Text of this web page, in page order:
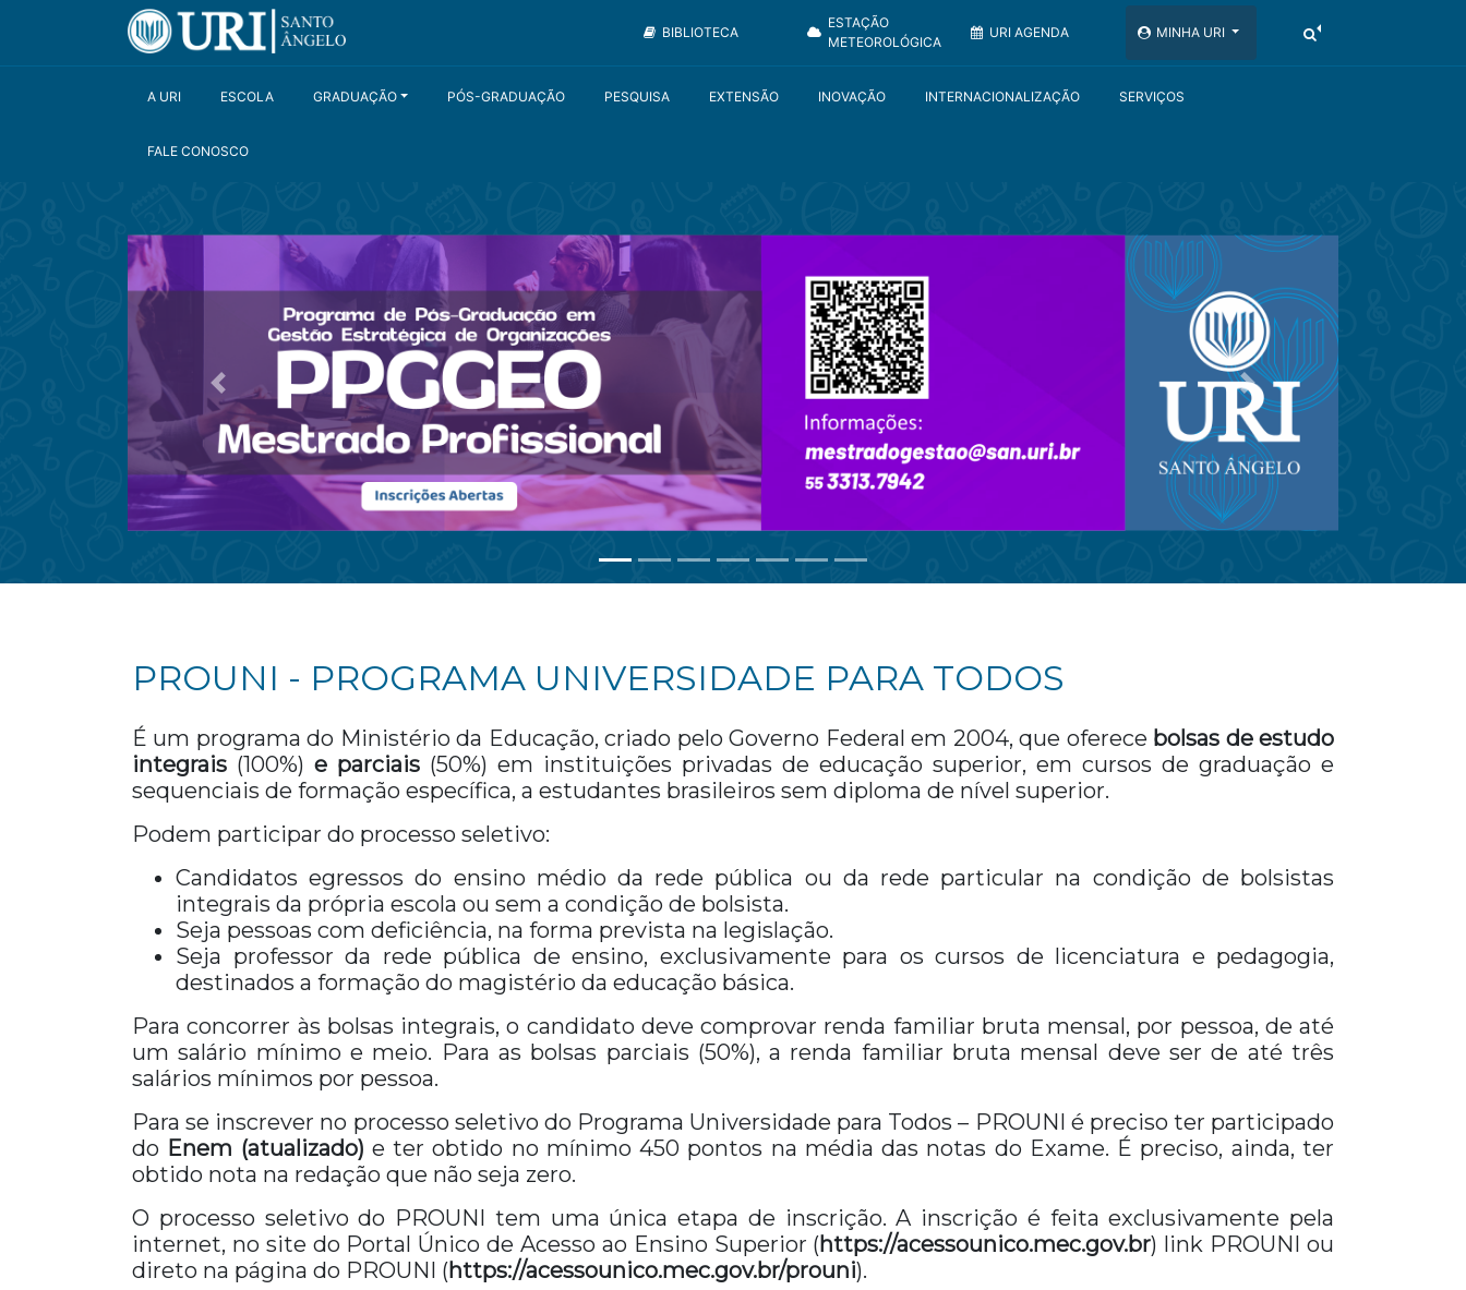
BIBLIOTECA
ESTAÇÃO
METEOROLÓGICA
URI AGENDA MINHA URI
A URI ESCOLA GRADUAÇÃO PÓS-GRADUAÇÃO PESQUISA EXTENSÃO INOVAÇÃO INTERNACIONALIZAÇÃO SERVIÇOS
FALE CONOSCO
Anterior Próximo
PROUNI - PROGRAMA UNIVERSIDADE PARA TODOS
É um programa do Ministério da Educação, criado pelo Governo Federal em 2004, que oferece bolsas de estudo
integrais (100%) e parciais (50%) em instituições privadas de educação superior, em cursos de graduação e
sequenciais de formação específica, a estudantes brasileiros sem diploma de nível superior.
Podem participar do processo seletivo:
Candidatos egressos do ensino médio da rede pública ou da rede particular na condição de bolsistas
integrais da própria escola ou sem a condição de bolsista.
Seja pessoas com deficiência, na forma prevista na legislação.
Seja professor da rede pública de ensino, exclusivamente para os cursos de licenciatura e pedagogia,
destinados a formação do magistério da educação básica.
Para concorrer às bolsas integrais, o candidato deve comprovar renda familiar bruta mensal, por pessoa, de até
um salário mínimo e meio. Para as bolsas parciais (50%), a renda familiar bruta mensal deve ser de até três
salários mínimos por pessoa.
Para se inscrever no processo seletivo do Programa Universidade para Todos – PROUNI é preciso ter participado
do Enem (atualizado) e ter obtido no mínimo 450 pontos na média das notas do Exame. É preciso, ainda, ter
obtido nota na redação que não seja zero.
O processo seletivo do PROUNI tem uma única etapa de inscrição. A inscrição é feita exclusivamente pela
internet, no site do Portal Único de Acesso ao Ensino Superior (https://acessounico.mec.gov.br) link PROUNI ou
direto na página do PROUNI (https://acessounico.mec.gov.br/prouni).